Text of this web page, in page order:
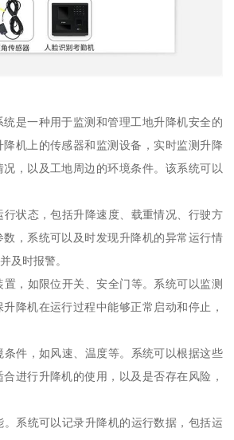
是一种用于监测和管理工地升降机安全的
机上的传感器和监测设备，实时监测升降
，以及工地周边的环境条件。该系统可以
行状态，包括升降速度、载重情况、行驶方
，系统可以及时发现升降机的异常运行情
及时报警。
，如限位开关、安全门等。系统可以监测
降机在运行过程中能够正常启动和停止，
条件，如风速、温度等。系统可以根据这些
进行升降机的使用，以及是否存在风险，
系统可以记录升降机的运行数据，包括运